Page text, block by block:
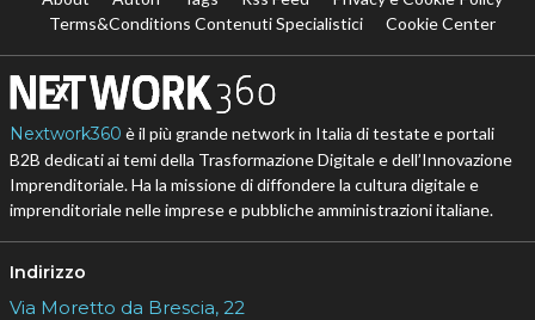
Terms&Conditions Contenuti Specialistici
Cookie Center
Nextwork360 è il più grande network in Italia di testate e portali
B2B dedicati ai temi della Trasformazione Digitale e dell’Innovazione
Imprenditoriale. Ha la missione di diffondere la cultura digitale e
imprenditoriale nelle imprese e pubbliche amministrazioni italiane.
Indirizzo
Via Moretto da Brescia, 22